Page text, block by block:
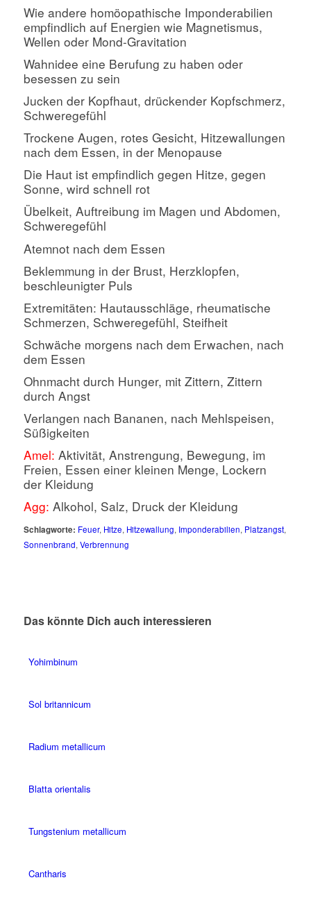
Wie andere homöopathische Imponderabilien
empfindlich auf Energien wie Magnetismus,
Wellen oder Mond-Gravitation
Wahnidee eine Berufung zu haben oder
besessen zu sein
Jucken der Kopfhaut, drückender Kopfschmerz,
Schweregefühl
Trockene Augen, rotes Gesicht, Hitzewallungen
nach dem Essen, in der Menopause
Die Haut ist empfindlich gegen Hitze, gegen
Sonne, wird schnell rot
Übelkeit, Auftreibung im Magen und Abdomen,
Schweregefühl
Atemnot nach dem Essen
Beklemmung in der Brust, Herzklopfen,
beschleunigter Puls
Extremitäten: Hautausschläge, rheumatische
Schmerzen, Schweregefühl, Steifheit
Schwäche morgens nach dem Erwachen, nach
dem Essen
Ohnmacht durch Hunger, mit Zittern, Zittern
durch Angst
Verlangen nach Bananen, nach Mehlspeisen,
Süßigkeiten
Amel: Aktivität, Anstrengung, Bewegung, im
Freien, Essen einer kleinen Menge, Lockern
der Kleidung
Agg: Alkohol, Salz, Druck der Kleidung
Schlagworte: Feuer, Hitze, Hitzewallung, Imponderabilien, Platzangst,
Sonnenbrand, Verbrennung
Das könnte Dich auch interessieren
Yohimbinum
Sol britannicum
Radium metallicum
Blatta orientalis
Tungstenium metallicum
Cantharis